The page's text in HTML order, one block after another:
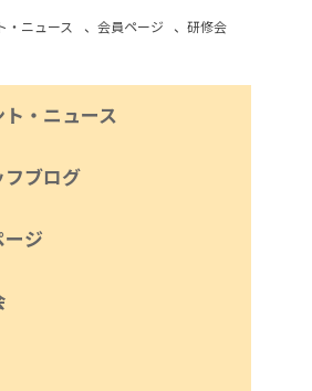
・ニュース 、 会員ページ 、研修会
ト・ニュース
フブログ
ージ